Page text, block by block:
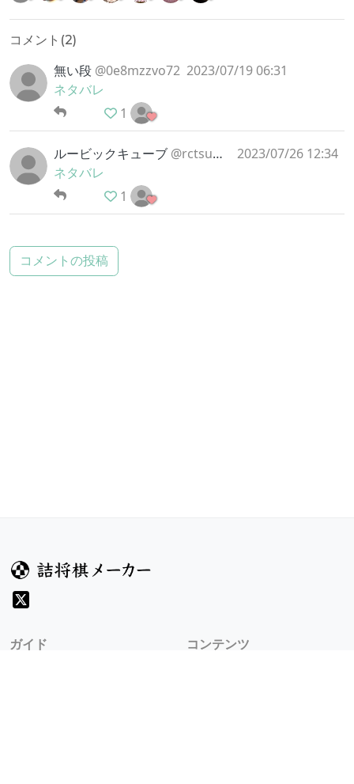
コメント(2)
無い段 @0e8mzzvo72 2023/07/19 06:31
ネタバレ
1
ルービックキューブ @rctsumekist
2023/07/26 12:34
ネタバレ
1
コメントの投稿
ガイド
コンテンツ